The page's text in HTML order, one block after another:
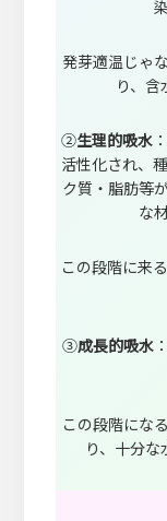
発芽適温じゃ
り、含
②生理的吸水
活性化され、
ク質・脂肪等
な
この段階に来
③成長的吸水
この段階にな
り、十分な